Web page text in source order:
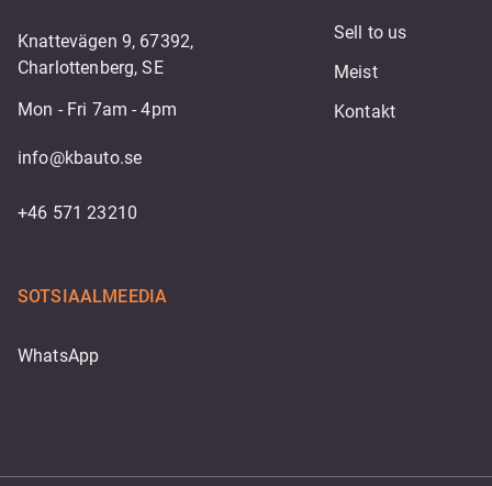
Knattevägen 9, 67392,
Charlottenberg, SE
Mon - Fri 7am - 4pm
info@kbauto.se
+46 571 23210
Sell to us
Meist
Kontakt
SOTSIAALMEEDIA
WhatsApp